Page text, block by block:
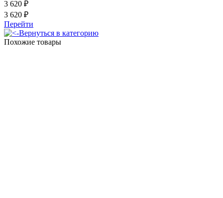
3 620 ₽
3 620 ₽
Перейти
Вернуться в категорию
Похожие товары